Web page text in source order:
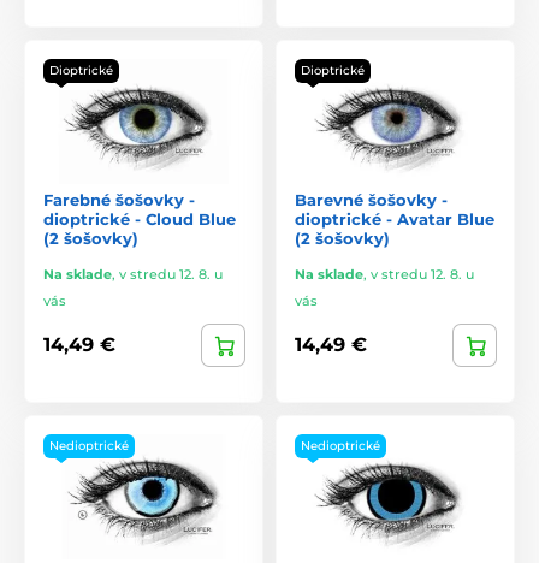
Dioptrické
Farebné šošovky -
dioptrické - Cloud Blue
(2 šošovky)
Na sklade, v stredu 12. 8. u
vás
14,49 €
Dioptrické
Barevné šošovky -
dioptrické - Avatar Blue
(2 šošovky)
Na sklade, v stredu 12. 8. u
vás
14,49 €
Nedioptrické Nedioptrické